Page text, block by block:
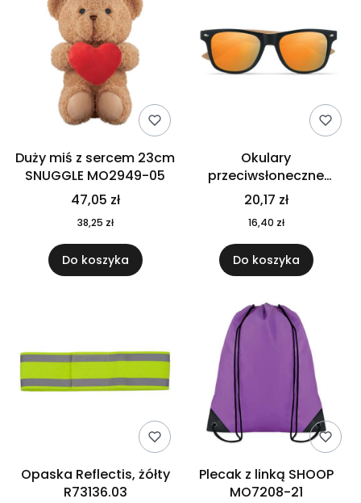
Duży miś z sercem 23cm
SNUGGLE MO2949-05
47,05 zł
38,25 zł
Do koszyka
Okulary
przeciwsłoneczne
CALIFORNIA TOUCH
MO9617-10
20,17 zł
16,40 zł
Do koszyka
Opaska Reflectis, żółty
R73136.03
Plecak z linką SHOOP
MO7208-21